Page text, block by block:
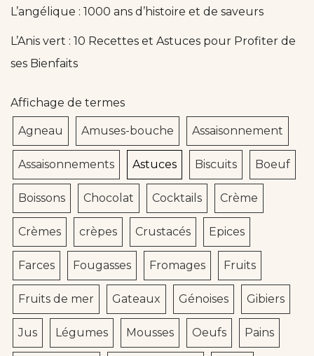
L’angélique : 1000 ans d’histoire et de saveurs
L’Anis vert : 10 Recettes et Astuces pour Profiter de
ses Bienfaits
Affichage de termes
Agneau Amuses-bouche Assaisonnement
Assaisonnements Astuces Biscuits Boeuf
Boissons Chocolat Cocktails Crème
Crèmes crèpes Crustacés Epices
Farces Fougasses Fromages Fruits
Fruits de mer Gateaux Génoises Gibiers
Jus Légumes Mousses Oeufs Pains